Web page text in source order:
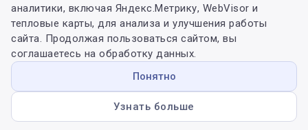
аналитики, включая Яндекс.Метрику, WebVisor и
тепловые карты, для анализа и улучшения работы
сайта. Продолжая пользоваться сайтом, вы
соглашаетесь на обработку данных.
Понятно
Узнать больше